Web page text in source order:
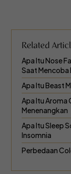
Related
Apa Itu Nose
Saat Mencoba
Apa Itu Beast
Apa Itu Aroma
Menenangkan
Apa Itu Sleep
Insomnia
Perbedaan